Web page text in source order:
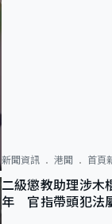
新聞資訊 港聞 首頁
二級懲教助理涉木
年 官指帶頭犯法